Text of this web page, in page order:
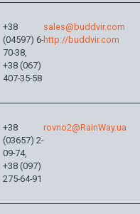
+38
(04597) 6-
70-38,
+38 (067)
407-35-58
sales@buddvir.com
http://buddvir.com
+38
(03657) 2-
09-74,
+38 (097)
275-64-91
rovno2@RainWay.ua